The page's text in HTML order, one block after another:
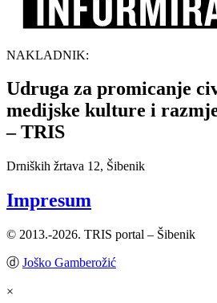
NAKLADNIK:
Udruga za promicanje
medijske kulture i
– TRIS
Drniških žrtava 12, Šibenik
Impresum
© 2013.-2026. TRIS portal – Šibenik
ⓓ Joško Gamberožić
×